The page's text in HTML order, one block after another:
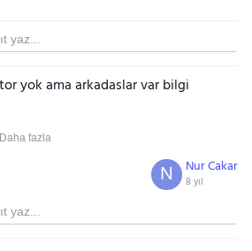
yok ama arkadaslar var bilgi
Daha fazla
Nur Cakar
8 yıl
N